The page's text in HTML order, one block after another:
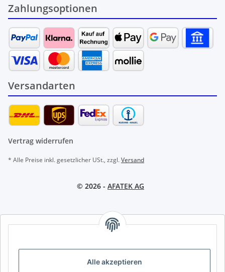
Alle akzeptieren
Zahlungsoptionen
Versandarten
Vertrag widerrufen
* Alle Preise inkl. gesetzlicher USt., zzgl.Versand
© 2026 - AFATEK AG
AFATEK INTERNATIONAL – SELECT REGION & LANGUAGE |
AT CH (DE)